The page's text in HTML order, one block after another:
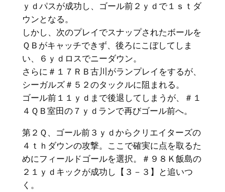
ｙｄパスが成功し、ゴール前２ｙｄで１ｓｔダ
ウンとなる。
しかし、次のプレイでスナップされたボールを
ＱＢがキャッチできず、後ろにこぼしてしま
い、６ｙｄロスでニーダウン。
さらに＃１７ＲＢ古川がランプレイをするが、
シーガルズ＃５２のタックルに阻まれる。
ゴール前１１ｙｄまで後退してしまうが、＃１
４ＱＢ室田の７ｙｄランで再びゴール前へ。
第２Ｑ、ゴール前３ｙｄからクリエイターズの
４ｔｈダウンの攻撃。ここで確実に点を取るた
めにフィールドゴールを選択。＃９８Ｋ飯島の
２１ｙｄキックが成功し【３－３】と追いつ
く。